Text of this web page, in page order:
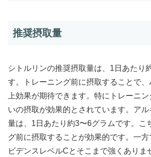
推奨摂取量
シトルリンの推奨摂取量は、1日あたり
す。トレーニング前に摂取することで
上効果が期待できます。特にトレーニ
いの摂取が効果的とされています。ア
量は、1日あたり約3〜6グラムです。こ
グ前に摂取することが効果的です​。一
ビデンスレベルCとそこまで強くありま